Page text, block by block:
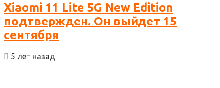
Xiaomi 11 Lite 5G New Edition
подтвержден. Он выйдет 15
сентября
5 лет назад